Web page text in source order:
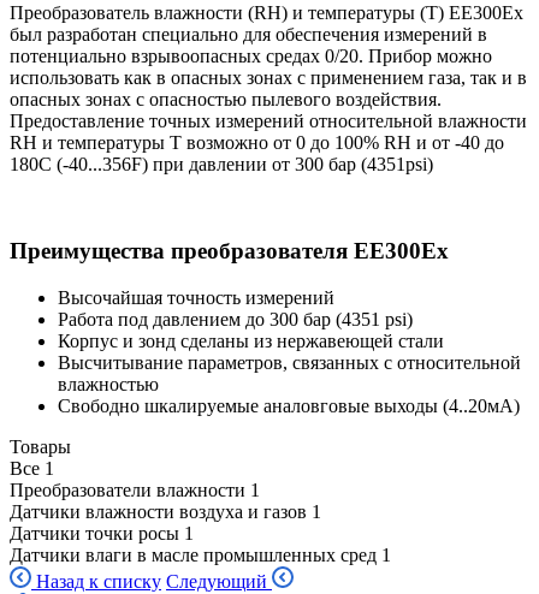
Преобразователь влажности (RH) и температуры (Т) EE300Ex
был разработан специально для обеспечения измерений в
потенциально взрывоопасных средах 0/20. Прибор можно
использовать как в опасных зонах с применением газа, так и в
опасных зонах с опасностью пылевого воздействия.
Предоставление точных измерений относительной влажности
RH и температуры Т возможно от 0 до 100% RH и от -40 до
180С (-40...356F) при давлении от 300 бар (4351psi)
Преимущества преобразователя EE300Ex
Высочайшая точность измерений
Работа под давлением до 300 бар (4351 psi)
Корпус и зонд сделаны из нержавеющей стали
Высчитывание параметров, связанных с относительной
влажностью
Свободно шкалируемые аналовговые выходы (4..20мА)
Товары
Все 1
Преобразователи влажности 1
Датчики влажности воздуха и газов 1
Датчики точки росы 1
Датчики влаги в масле промышленных сред 1
Назад к списку Следующий